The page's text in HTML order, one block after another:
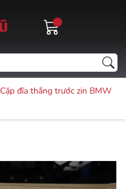
Cặp đĩa thắng trước zin BMW